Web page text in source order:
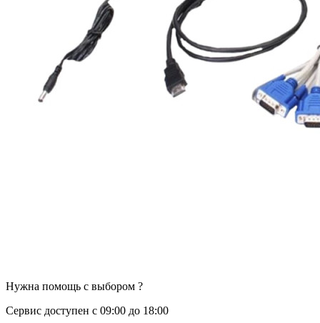
Нужна помощь с выбором ?
Сервис доступен с 09:00 до 18:00